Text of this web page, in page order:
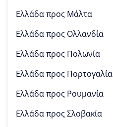
Ελλάδα προς Μάλτα
Ελλάδα προς Ολλανδία
Ελλάδα προς Πολωνία
Ελλάδα προς Πορτογαλία
Ελλάδα προς Ρουμανία
Ελλάδα προςΣλοβακία